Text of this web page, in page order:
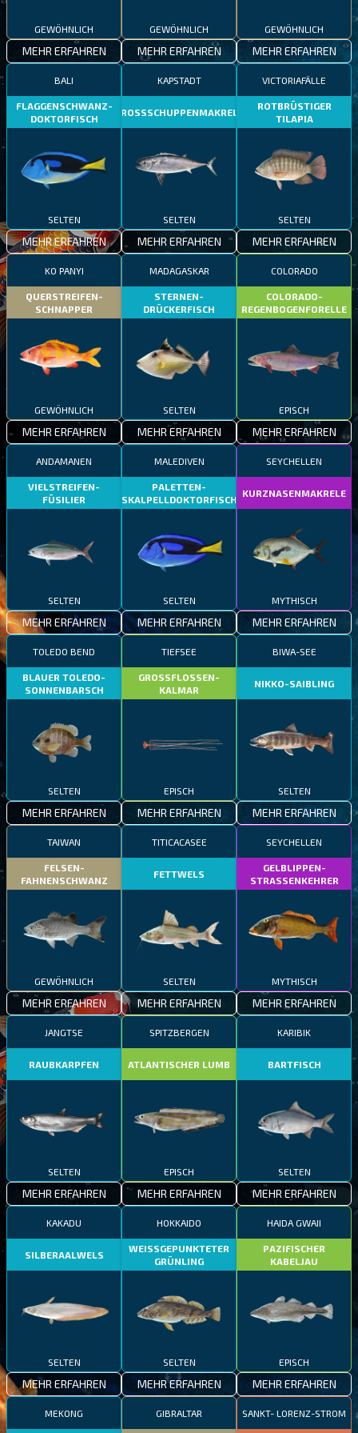
GEWÖHNLICH
MEHR ERFAHREN
GEWÖHNLICH
MEHR ERFAHREN
GEWÖHNLICH
MEHR ERFAHREN
BALI
FLAGGENSCHWANZ-
DOKTORFISCH
SELTEN
MEHR ERFAHREN
KAPSTADT
GROSSSCHUPPENMAKRELE
SELTEN
MEHR ERFAHREN
VICTORIAFÄLLE
ROTBRÜSTIGER
TILAPIA
SELTEN
MEHR ERFAHREN
KO PANYI
QUERSTREIFEN-
SCHNAPPER
GEWÖHNLICH
MEHR ERFAHREN
MADAGASKAR
STERNEN-
DRÜCKERFISCH
SELTEN
MEHR ERFAHREN
COLORADO
COLORADO-
REGENBOGENFORELLE
EPISCH
MEHR ERFAHREN
ANDAMANEN
VIELSTREIFEN-
FÜSILIER
SELTEN
MEHR ERFAHREN
MALEDIVEN
PALETTEN-
SKALPELLDOKTORFISCH
SELTEN
MEHR ERFAHREN
SEYCHELLEN
KURZNASENMAKRELE
MYTHISCH
MEHR ERFAHREN
TOLEDO BEND
BLAUER TOLEDO-
SONNENBARSCH
SELTEN
MEHR ERFAHREN
TIEFSEE
GROSSFLOSSEN-
KALMAR
EPISCH
MEHR ERFAHREN
BIWA-SEE
NIKKO-SAIBLING
SELTEN
MEHR ERFAHREN
TAIWAN
FELSEN-
FAHNENSCHWANZ
GEWÖHNLICH
MEHR ERFAHREN
TITICACASEE
FETTWELS
SELTEN
MEHR ERFAHREN
SEYCHELLEN
GELBLIPPEN-
STRASSENKEHRER
MYTHISCH
MEHR ERFAHREN
JANGTSE
RAUBKARPFEN
SELTEN
MEHR ERFAHREN
SPITZBERGEN
ATLANTISCHER LUMB
EPISCH
MEHR ERFAHREN
KARIBIK
BARTFISCH
SELTEN
MEHR ERFAHREN
KAKADU
SILBERAALWELS
SELTEN
MEHR ERFAHREN
HOKKAIDO
WEISSGEPUNKTETER
GRÜNLING
SELTEN
MEHR ERFAHREN
HAIDA GWAII
PAZIFISCHER
KABELJAU
EPISCH
MEHR ERFAHREN
MEKONG GIBRALTAR SANKT- LORENZ-STROM